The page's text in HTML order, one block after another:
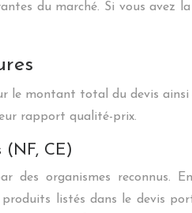
du marché. Si vous avez
montant total du devis ainsi
rapport qualité-prix.
CE)
des organismes reconnus.
listés dans le devis